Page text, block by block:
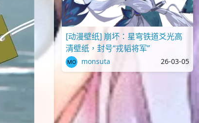
[动漫壁纸] 崩坏：星穹铁道爻光高
清壁纸，封号“戎韬将军”
monsuta 26-03-05